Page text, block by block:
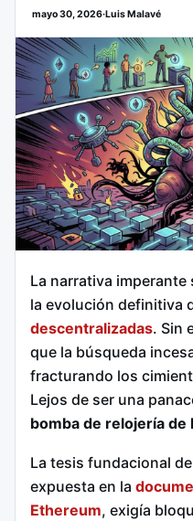
mayo 30, 2026·Luis Malavé
La narrativa imperante
la evolución definitiva
descentralizadas. Sin
que la búsqueda
fracturando los
Lejos de ser una
bomba de relojería de
La tesis fundacional
expuesta en la
Ethereum, exigía